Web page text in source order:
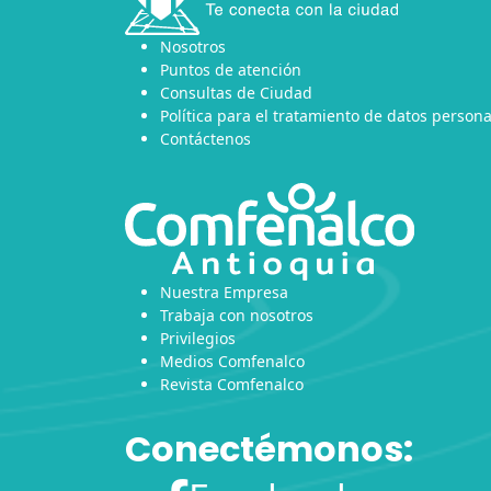
Nosotros
Puntos de atención
Consultas de Ciudad
Política para el tratamiento de datos
Contáctenos
Nuestra Empresa
Trabaja con nosotros
Privilegios
Medios Comfenalco
Revista Comfenalco
Conectémonos: